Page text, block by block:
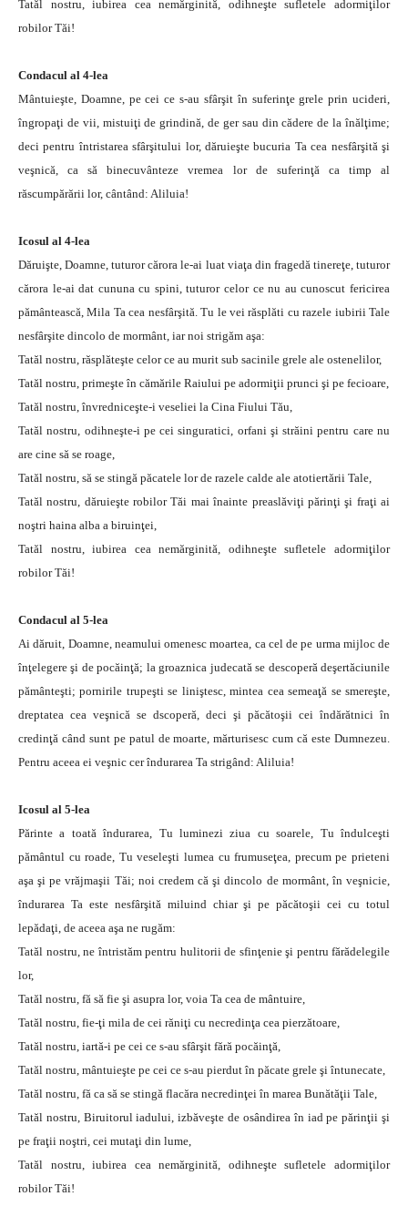
Tatăl nostru, iubirea cea nemărginită, odihneşte sufletele adormiţilor
robilor Tăi!
Condacul al 4-lea
Mântuieşte, Doamne, pe cei ce s-au sfârşit în suferinţe grele prin ucideri,
îngropaţi de vii, mistuiţi de grindină, de ger sau din cădere de la înălţime;
deci pentru întristarea sfârşitului lor, dăruieşte bucuria Ta cea nesfârşită şi
veşnică, ca să binecuvânteze vremea lor de suferinţă ca timp al
răscumpărării lor, cântând: Aliluia!
Icosul al 4-lea
Dăruişte, Doamne, tuturor cărora le-ai luat viaţa din fragedă tinereţe, tuturor
cărora le-ai dat cununa cu spini, tuturor celor ce nu au cunoscut fericirea
pământească, Mila Ta cea nesfârşită. Tu le vei răsplăti cu razele iubirii Tale
nesfârşite dincolo de mormânt, iar noi strigăm aşa:
Tatăl nostru, răsplăteşte celor ce au murit sub sacinile grele ale ostenelilor,
Tatăl nostru, primeşte în cămările Raiului pe adormiţii prunci şi pe fecioare,
Tatăl nostru, învredniceşte-i veseliei la Cina Fiului Tău,
Tatăl nostru, odihneşte-i pe cei singuratici, orfani şi străini pentru care nu
are cine să se roage,
Tatăl nostru, să se stingă păcatele lor de razele calde ale atotiertării Tale,
Tatăl nostru, dăruieşte robilor Tăi mai înainte preaslăviţi părinţi şi fraţi ai
noştri haina alba a biruinţei,
Tatăl nostru, iubirea cea nemărginită, odihneşte sufletele adormiţilor
robilor Tăi!
Condacul al 5-lea
Ai dăruit, Doamne, neamului omenesc moartea, ca cel de pe urma mijloc de
înţelegere şi de pocăinţă; la groaznica judecată se descoperă deşertăciunile
pământeşti; pornirile trupeşti se liniştesc, mintea cea semeaţă se smereşte,
dreptatea cea veşnică se dscoperă, deci şi păcătoşii cei îndărătnici în
credinţă când sunt pe patul de moarte, mărturisesc cum că este Dumnezeu.
Pentru aceea ei veşnic cer îndurarea Ta strigând: Aliluia!
Icosul al 5-lea
Părinte a toată îndurarea, Tu luminezi ziua cu soarele, Tu îndulceşti
pământul cu roade, Tu veseleşti lumea cu frumuseţea, precum pe prieteni
aşa şi pe vrăjmaşii Tăi; noi credem că şi dincolo de mormânt, în veşnicie,
îndurarea Ta este nesfârşită miluind chiar şi pe păcătoşii cei cu totul
lepădaţi, de aceea aşa ne rugăm:
Tatăl nostru, ne întristăm pentru hulitorii de sfinţenie şi pentru fărădelegile
lor,
Tatăl nostru, fă să fie şi asupra lor, voia Ta cea de mântuire,
Tatăl nostru, fie-ţi mila de cei răniţi cu necredinţa cea pierzătoare,
Tatăl nostru, iartă-i pe cei ce s-au sfârşit fără pocăinţă,
Tatăl nostru, mântuieşte pe cei ce s-au pierdut în păcate grele şi întunecate,
Tatăl nostru, fă ca să se stingă flacăra necredinţei în marea Bunătăţii Tale,
Tatăl nostru, Biruitorul iadului, izbăveşte de osândirea în iad pe părinţii şi
pe fraţii noştri, cei mutaţi din lume,
Tatăl nostru, iubirea cea nemărginită, odihneşte sufletele adormiţilor
robilor Tăi!